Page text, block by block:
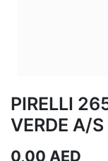
PIRELLI
VERDE A/
0,00 AED